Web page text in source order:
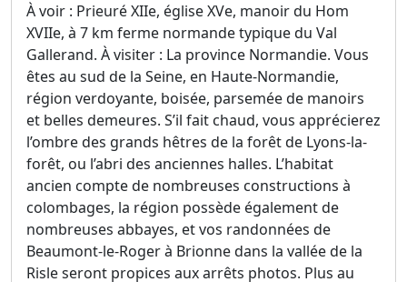
À voir : Prieuré XIIe, église XVe, manoir du Hom
XVIIe, à 7 km ferme normande typique du Val
Gallerand. À visiter : La province Normandie. Vous
êtes au sud de la Seine, en Haute-Normandie,
région verdoyante, boisée, parsemée de manoirs
et belles demeures. S’il fait chaud, vous apprécierez
l’ombre des grands hêtres de la forêt de Lyons-la-
forêt, ou l’abri des anciennes halles. L’habitat
ancien compte de nombreuses constructions à
colombages, la région possède également de
nombreuses abbayes, et vos randonnées de
Beaumont-le-Roger à Brionne dans la vallée de la
Risle seront propices aux arrêts photos. Plus au